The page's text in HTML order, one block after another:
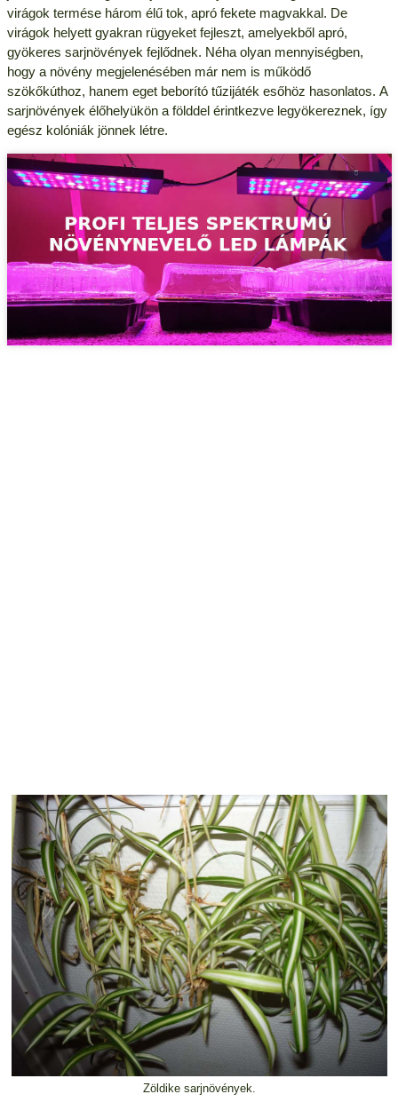
virágok termése három élű tok, apró fekete magvakkal. De
virágok helyett gyakran rügyeket fejleszt, amelyekből apró,
gyökeres sarjnövények fejlődnek. Néha olyan mennyiségben,
hogy a növény megjelenésében már nem is működő
szökőkúthoz, hanem eget beborító tűzijáték esőhöz hasonlatos. A
sarjnövények élőhelyükön a földdel érintkezve legyökereznek, így
egész kolóniák jönnek létre.
Zöldike sarjnövények.